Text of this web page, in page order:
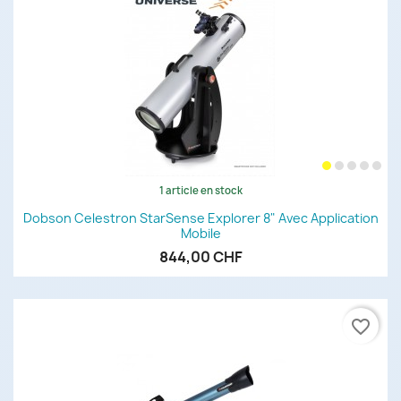
1 article en stock
Dobson Celestron StarSense Explorer 8" Avec Application
Mobile
844,00 CHF
favorite_border